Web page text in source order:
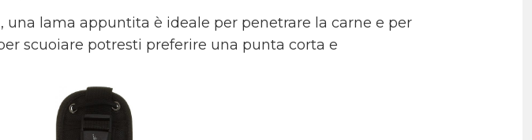
una lama appuntita è ideale per penetrare la carne e per
scuoiare potresti preferire una punta corta e